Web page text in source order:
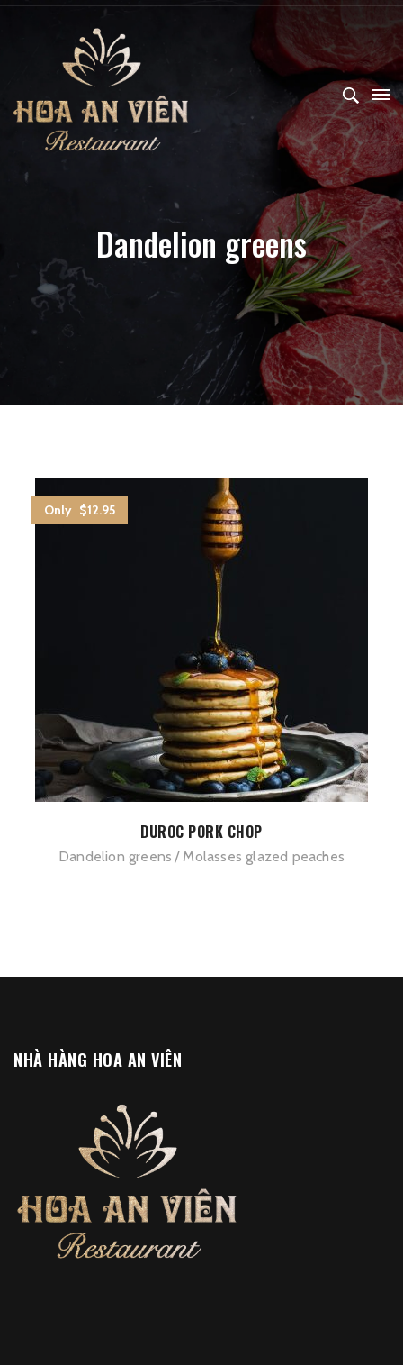
Dandelion greens
Only $12.95
DUROC PORK CHOP
Dandelion greens Molasses glazed peaches
NHÀ HÀNG HOA AN VIÊN